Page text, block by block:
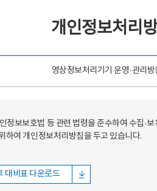
개인정보처리
영상정보처리기기 운영·관리방
보보호법 등 관련 법령을 준수하여 수집·
하여 개인정보처리방침을 두고 있습니다.
대비표 다운로드